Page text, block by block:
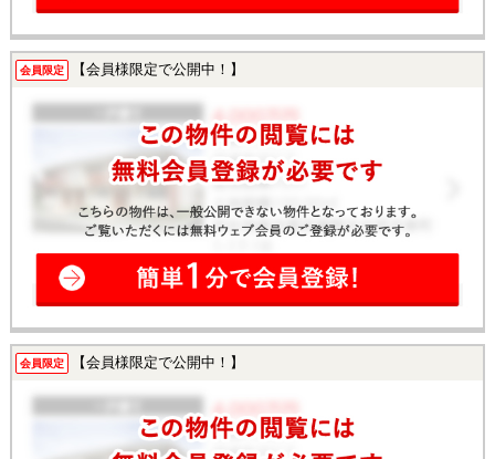
会員限定 【会員様限定で公開中！】
会員限定 【会員様限定で公開中！】